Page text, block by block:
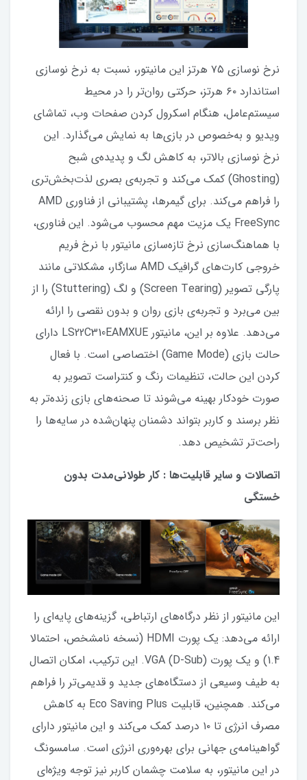
نرخ نوسازی ۷۵ هرتز این مانیتور، نسبت به نرخ نوسازی
استاندارد ۶۰ هرتز، حرکتی روان‌تر را در محیط
سیستم‌عامل، هنگام اسکرول کردن صفحات وب، تماشای
ویدیو و به‌خصوص در بازی‌ها به نمایش می‌گذارد. این
نرخ نوسازی بالاتر، به کاهش لگ و پدیده‌ی شبح
(Ghosting) کمک می‌کند و تجربه‌ی بصری لذت‌بخش‌تری
را فراهم می‌کند. برای گیمرها، پشتیبانی از فناوری AMD
FreeSync یک مزیت مهم محسوب می‌شود. این فناوری،
با هماهنگ‌سازی نرخ تازه‌سازی مانیتور با نرخ فریم
خروجی کارت‌های گرافیک AMD سازگار، مشکلاتی مانند
پارگی تصویر (Screen Tearing) و لگ (Stuttering) را از
بین می‌برد و تجربه‌ی بازی روان و بدون نقصی را ارائه
می‌دهد. علاوه بر این، مانیتور LS22C310EAMXUE دارای
حالت بازی (Game Mode) اختصاصی است. با فعال
کردن این حالت، تنظیمات رنگ و کنتراست تصویر به
صورت خودکار بهینه می‌شوند تا صحنه‌های بازی زنده‌تر به
نظر برسند و کاربر بتواند دشمنان پنهان‌شده در سایه‌ها را
راحت‌تر تشخیص دهد.
اتصالات و سایر قابلیت‌ها : کار طولانی‌مدت بدون
خستگی
این مانیتور از نظر درگاه‌های ارتباطی، گزینه‌های پایه‌ای را
ارائه می‌دهد: یک پورت HDMI (نسخه نامشخص، احتمالا
1.4) و یک پورت VGA (D-Sub). این ترکیب، امکان اتصال
به طیف وسیعی از دستگاه‌های جدید و قدیمی‌تر را فراهم
می‌کند. همچنین، قابلیت Eco Saving Plus به کاهش
مصرف انرژی تا ۱۰ درصد کمک می‌کند و این مانیتور دارای
گواهینامه‌ی جهانی برای بهره‌وری انرژی است. سامسونگ
در این مانیتور، به سلامت چشمان کاربر نیز توجه ویژه‌ای